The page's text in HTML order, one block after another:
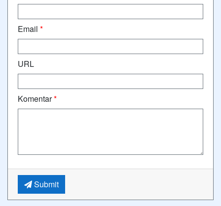
Email *
URL
Komentar*
Submit